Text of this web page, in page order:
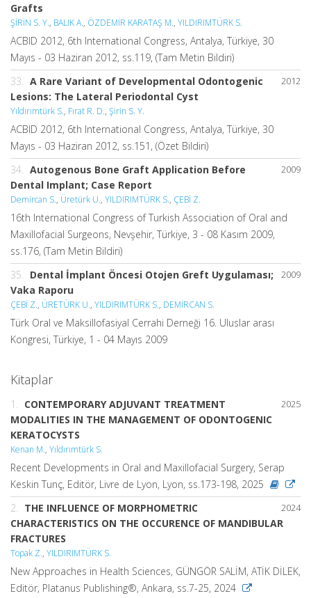
Grafts
ŞİRİN S. Y., BALIK A., ÖZDEMİR KARATAŞ M., YILDIRIMTÜRK S.
ACBID 2012, 6th International Congress, Antalya, Türkiye, 30
Mayıs - 03 Haziran 2012, ss.119, (Tam Metin Bildiri)
2012
33.
A Rare Variant of Developmental Odontogenic
Lesions: The Lateral Periodontal Cyst
Yıldırımtürk S., Fırat R. D., Şirin S. Y.
ACBID 2012, 6th International Congress, Antalya, Türkiye, 30
Mayıs - 03 Haziran 2012, ss.151, (Özet Bildiri)
2009
34.
Autogenous Bone Graft Application Before
Dental Implant; Case Report
Demircan S., Üretürk U., YILDIRIMTÜRK S., ÇEBİ Z.
16th International Congress of Turkish Association of Oral and
Maxillofacial Surgeons, Nevşehir, Türkiye, 3 - 08 Kasım 2009,
ss.176, (Tam Metin Bildiri)
2009
35.
Dental İmplant Öncesi Otojen Greft Uygulaması;
Vaka Raporu
ÇEBİ Z., ÜRETÜRK U., YILDIRIMTÜRK S., DEMİRCAN S.
Türk Oral ve Maksillofasiyal Cerrahi Derneği 16. Uluslar arası
Kongresi, Türkiye, 1 - 04 Mayıs 2009
Kitaplar
2025
1.
CONTEMPORARY ADJUVANT TREATMENT
MODALITIES IN THE MANAGEMENT OF ODONTOGENIC
KERATOCYSTS
Kenan M., Yıldırımtürk S.
Recent Developments in Oral and Maxillofacial Surgery, Serap
Keskin Tunç, Editör, Livre de Lyon, Lyon, ss.173-198, 2025
2024
2.
THE INFLUENCE OF MORPHOMETRIC
CHARACTERISTICS ON THE OCCURENCE OF MANDIBULAR
FRACTURES
Topak Z., YILDIRIMTÜRK S.
New Approaches in Health Sciences, GÜNGÖR SALİM, ATİK DİLEK,
Editör, Platanus Publishing®, Ankara, ss.7-25, 2024